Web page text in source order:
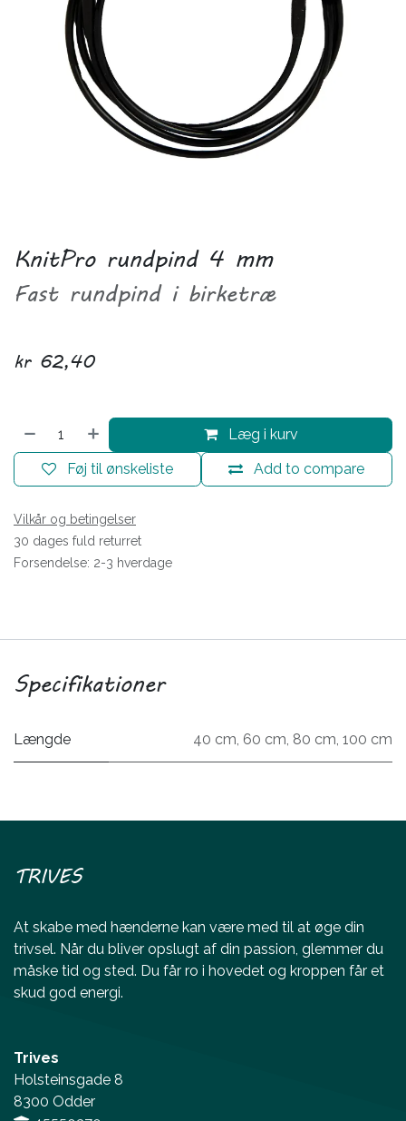
KnitPro rundpind 4 mm
Fast rundpind i birketræ
kr 62,40
Læg i kurv
Add to compare
Føj til ønskeliste
Vilkår og betingelser
30 dages fuld returret
Forsendelse: 2-3 hverdage
Specifikationer
Længde 40 cm, 60 cm, 80 cm, 100 cm
TRIVES
At skabe med hænderne kan være med til at øge din
trivsel. Når du bliver opslugt af din passion, glemmer du
måske tid og sted. Du får ro i hovedet og kroppen får et
skud god energi.
Trives
Holsteinsgade 8
8300 Odder